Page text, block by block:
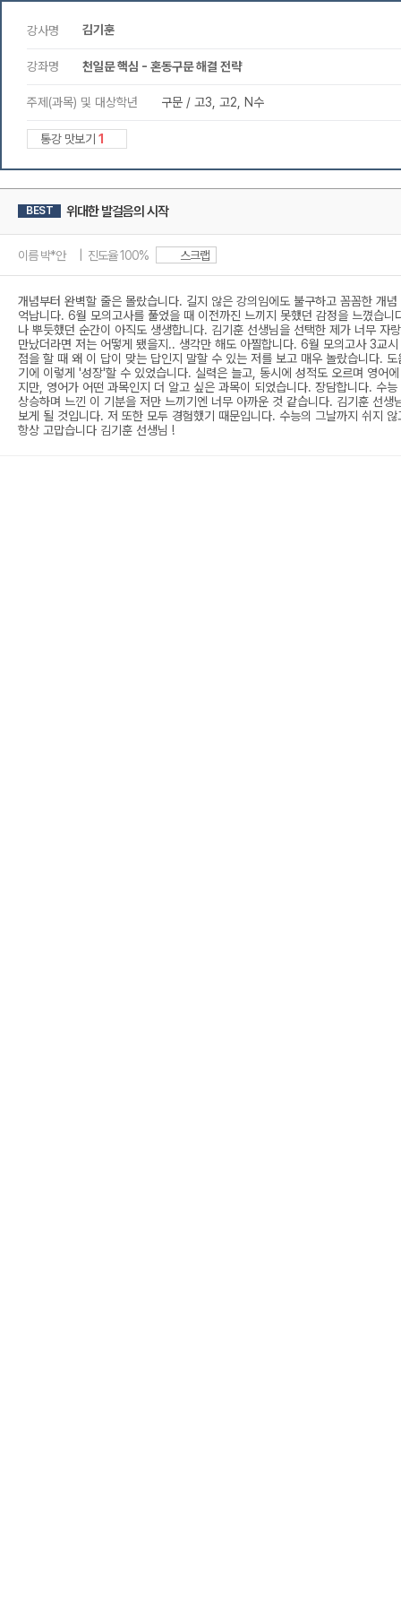
강사명 김기훈
강좌명 천일문 핵심 - 혼동구문 해결 전략
주제(과목) 및 대상학년 구문 / 고3, 고2, N수
통강 맛보기 1
BEST 위대한 발걸음의 시작
이름 박*안 | 진도율 100% 스크랩
개념부터 완벽할 줄은 몰랐습니다. 길지 않은 강의임에도 불구하고 꼼꼼한 개
억납니다. 6월 모의고사를 풀었을 때 이전까진 느끼지 못했던 감정을 느꼈습
나 뿌듯했던 순간이 아직도 생생합니다. 김기훈 선생님을 선택한 제가 너무 자
만났더라면 저는 어떻게 됐을지.. 생각만 해도 아찔합니다. 6월 모의고사 3교
점을 할 때 왜 이 답이 맞는 답인지 말할 수 있는 저를 보고 매우 놀랐습니다.
기에 이렇게 '성장'할 수 있었습니다. 실력은 늘고, 동시에 성적도 오르며 영어
지만, 영어가 어떤 과목인지 더 알고 싶은 과목이 되었습니다. 장담합니다. 수
상승하며 느낀 이 기분을 저만 느끼기엔 너무 아까운 것 같습니다. 김기훈 선
보게 될 것입니다. 저 또한 모두 경험했기 때문입니다. 수능의 그날까지 쉬지
항상 고맙습니다 김기훈 선생님 !